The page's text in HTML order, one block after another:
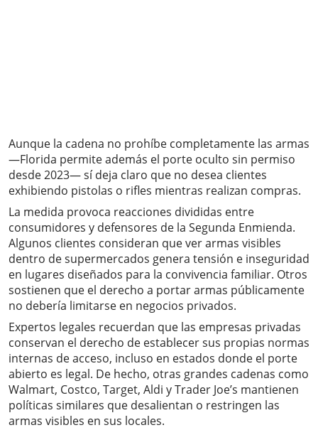
Aunque la cadena no prohíbe completamente las armas
—Florida permite además el porte oculto sin permiso
desde 2023— sí deja claro que no desea clientes
exhibiendo pistolas o rifles mientras realizan compras.
La medida provoca reacciones divididas entre
consumidores y defensores de la Segunda Enmienda.
Algunos clientes consideran que ver armas visibles
dentro de supermercados genera tensión e inseguridad
en lugares diseñados para la convivencia familiar. Otros
sostienen que el derecho a portar armas públicamente
no debería limitarse en negocios privados.
Expertos legales recuerdan que las empresas privadas
conservan el derecho de establecer sus propias normas
internas de acceso, incluso en estados donde el porte
abierto es legal. De hecho, otras grandes cadenas como
Walmart, Costco, Target, Aldi y Trader Joe’s mantienen
políticas similares que desalientan o restringen las
armas visibles en sus locales.